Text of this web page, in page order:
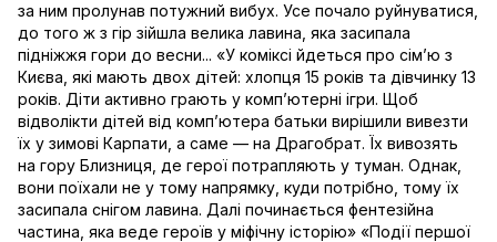
за ним пролунав потужний вибух. Усе почало руйнуватися,
до того ж з гір зійшла велика лавина, яка засипала
підніжжя гори до весни... «У коміксі йдеться про сім’ю з
Києва, які мають двох дітей: хлопця 15 років та дівчинку 13
років. Діти активно грають у комп’ютерні ігри. Щоб
відволікти дітей від комп’ютера батьки вирішили вивезти
їх у зимові Карпати, а саме — на Драгобрат. Їх вивозять
на гору Близниця, де герої потрапляють у туман. Однак,
вони поїхали не у тому напрямку, куди потрібно, тому їх
засипала снігом лавина. Далі починається фентезійна
частина, яка веде героїв у міфічну історію» «Події першої